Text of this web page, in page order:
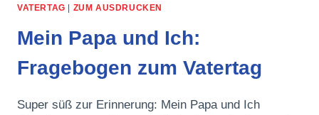
VATERTAG ZUM AUSDRUCKEN
Mein Papa und Ich:
Fragebogen zum Vatertag
Super süß zur Erinnerung: Mein Papa und Ich